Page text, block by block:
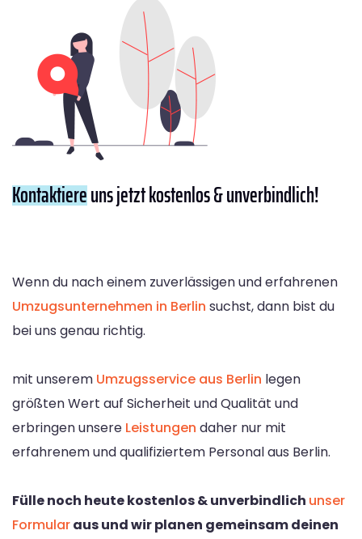
Kontaktiereuns jetzt kostenlos & unverbindlich!
Wenn du nach einem zuverlässigen und erfahrenen
Umzugsunternehmen in Berlin suchst, dann bist du
bei uns genau richtig.
mit unserem Umzugsservice aus Berlin legen
größten Wert auf Sicherheit und Qualität und
erbringen unsere Leistungen daher nur mit
erfahrenem und qualifiziertem Personal aus Berlin.
Fülle noch heute kostenlos & unverbindlich unser
Formularaus und wir planen gemeinsam deinen